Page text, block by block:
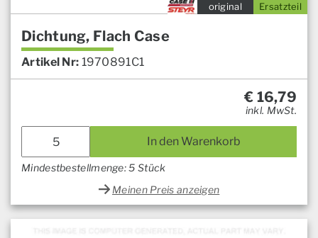
Ersatzteil
original
Dichtung, Flach Case
Artikel Nr: 1970891C1
€ 16,79
inkl. MwSt.
In den Warenkorb
Mindestbestellmenge: 5 Stück
Meinen Preis anzeigen